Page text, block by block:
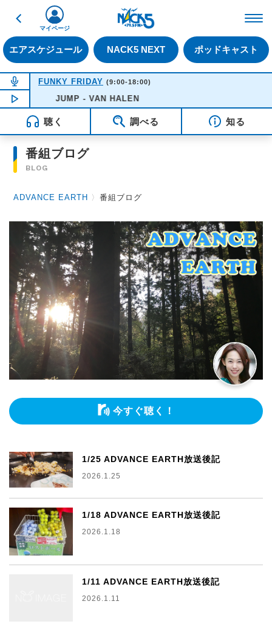
戻る
エアスケジュール NACK5 NEXT ポッドキャスト
マイページ
NOW ON AIR
FUNKY FRIDAY (9:00-18:00)
NOW PLAYING12:37
JUMP - VAN HALEN
聴く 調べる 知る
番組ブログ
BLOG
ADVANCE EARTH 〉番組ブログ
今すぐ聴く！
1/25 ADVANCE EARTH放送後記
2026.1.25
1/18 ADVANCE EARTH放送後記
2026.1.18
1/11 ADVANCE EARTH放送後記
2026.1.11